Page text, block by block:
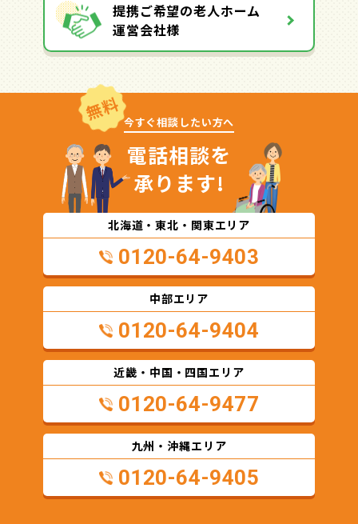
提携ご希望の老人ホーム
運営会社様
無料 今すぐ相談したい方へ
電話相談を
承ります!
北海道・東北・関東エリア
0120-64-9403
中部エリア
0120-64-9404
近畿・中国・四国エリア
0120-64-9477
九州・沖縄エリア
0120-64-9405